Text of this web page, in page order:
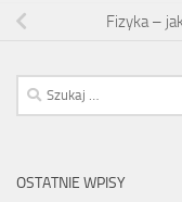
Fizyka –
Szukaj:
OSTATNIE WPISY